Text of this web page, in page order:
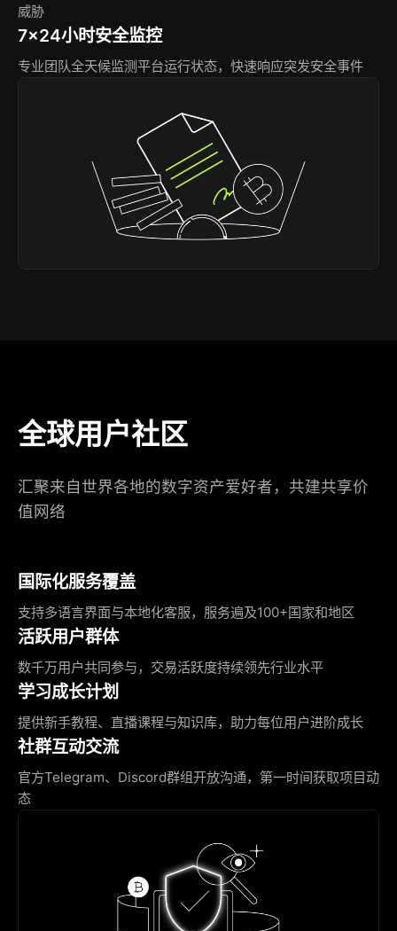
威胁
7×24小时安全监控
专业团队全天候监测平台运行状态，快速响应突发安全事件
全球用户社区
汇聚来自世界各地的数字资产爱好者，共建共享价
值网络
国际化服务覆盖
支持多语言界面与本地化客服，服务遍及100+国家和地区
活跃用户群体
数千万用户共同参与，交易活跃度持续领先行业水平
学习成长计划
提供新手教程、直播课程与知识库，助力每位用户进阶成长
社群互动交流
官方Telegram、Discord群组开放沟通，第一时间获取项目动
态